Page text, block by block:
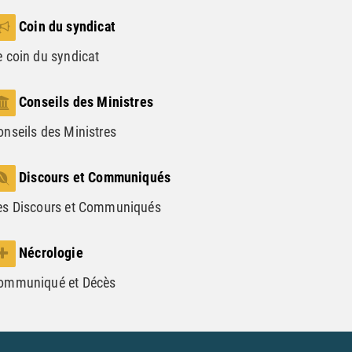
Coin du syndicat
coin du syndicat
Conseils des Ministres
des Ministres
Discours et Communiqués
Discours et Communiqués
Nécrologie
et Décès